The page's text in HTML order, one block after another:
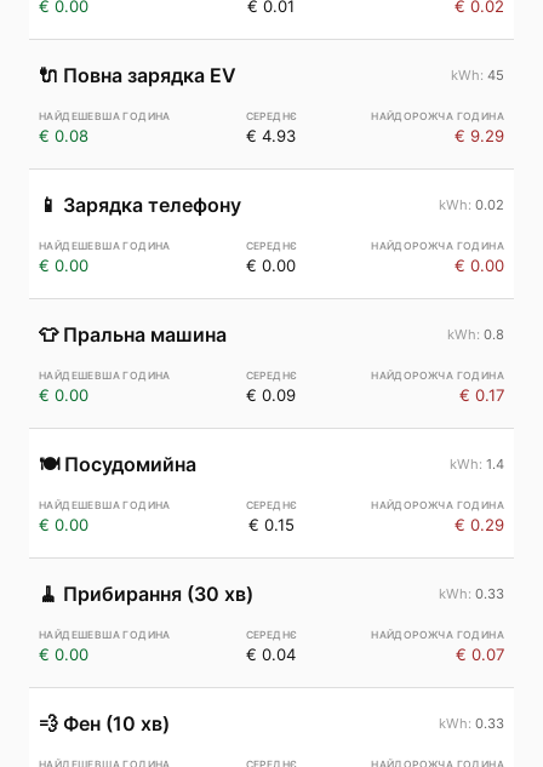
€ 0.00 € 0.01 € 0.02
🔌 Повна зарядка EV 45
€ 0.08 € 4.93 € 9.29
📱 Зарядка телефону 0.02
€ 0.00 € 0.00 € 0.00
👕 Пральна машина 0.8
€ 0.00 € 0.09 € 0.17
🍽️ Посудомийна 1.4
€ 0.00 € 0.15 € 0.29
🧹 Прибирання (30 хв) 0.33
€ 0.00 € 0.04 € 0.07
💨 Фен (10 хв) 0.33